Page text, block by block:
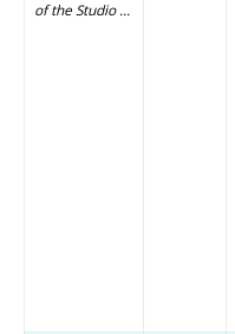
of the Studio ...